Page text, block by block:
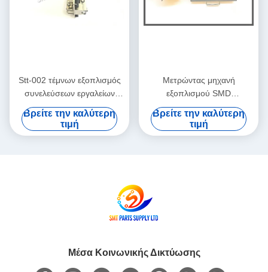
Stt-002 τέμνων εξοπλισμός
συνελεύσεων εργαλείων
SMT εργαλείων ταινιών
συναρμογών SMT
Βρείτε την καλύτερη
τιμή
Μετρώντας μηχανή
εξοπλισμού SMD
συνελεύσεων εξελίκτρων
SMT ηλεκτρονικών
συστατικών με τον εκτυπωτή
Βρείτε την καλύτερη
τιμή
Μέσα Κοινωνικής Δικτύωσης